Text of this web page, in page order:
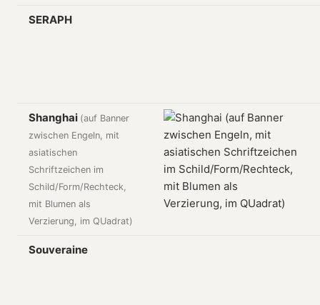
SERAPH
Shanghai (auf Banner
zwischen Engeln, mit
asiatischen
Schriftzeichen im
Schild/Form/Rechteck,
mit Blumen als
Verzierung, im QUadrat)
Souveraine